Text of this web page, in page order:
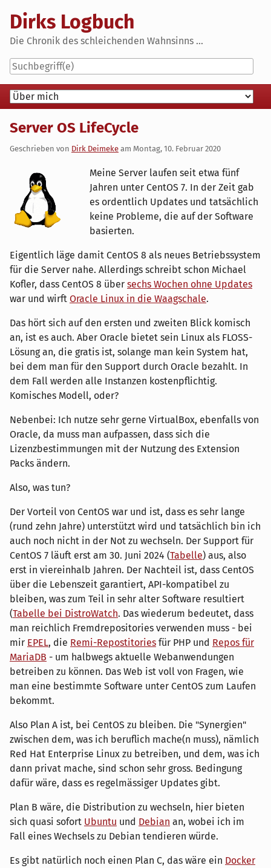
content
Dirks Logbuch
Die Chronik des schleichenden Wahnsinns ...
Navigation
Server OS LifeCycle
Geschrieben von Dirk Deimeke am Montag, 10. Februar 2020
Meine Server laufen seit etwa fünf
Jahren unter CentOS 7. In der Zeit gab
es ordentlich Updates und tatsächlich
keine Probleme, die auf der Software
basierten.
Eigentlich läge damit CentOS 8 als neues Betriebssystem
für die Server nahe. Allerdings schreibt schon Michael
Kofler, dass CentOS 8 über sechs Wochen ohne Updates
war und wirft Oracle Linux in die Waagschale.
Das hört sich auf den ersten und zweiten Blick komisch
an, ist es auch. Aber Oracle bietet sein Linux als FLOSS-
Lösung an, die gratis ist, solange man kein System hat,
bei dem man für den Support durch Oracle bezahlt. In
dem Fall werden alle Instanzen kostenpflichtig.
Komisches Modell, oder?
Nebenbei: Ich nutze sehr gerne VirtualBox, ebenfalls von
Oracle, da muss man aufpassen, dass sich die
Lizenzbestimmungen mit der Nutzung des Extension
Packs ändern.
Also, was tun?
Der Vorteil von CentOS war und ist, dass es sehr lange
(rund zehn Jahre) unterstützt wird und tatsächlich bin ich
auch noch nicht in der Not zu wechseln. Der Support für
CentOS 7 läuft erst am 30. Juni 2024 (Tabelle) aus, also
erst in viereinhalb Jahren. Der Nachteil ist, dass CentOS
über die Lebenszeit garantiert, API-kompatibel zu
bleiben, was zum Teil in sehr alter Software resultiert
(Tabelle bei DistroWatch. Das wiederum bedeutet, dass
man reichlich Fremdrepositories verwenden muss - bei
mir EPEL, die Remi-Repostitories für PHP und Repos für
MariaDB - um halbwegs aktuelle Webanwendungen
betreiben zu können. Das Web ist voll von Fragen, wie
man eine bestimmte Software unter CentOS zum Laufen
bekommt.
Also Plan A ist, bei CentOS zu bleiben. Die "Synergien"
zwischen dem, was ich beruflich mache(n muss), nämlich
Red Hat Enterprise Linux zu betreiben, und dem, was ich
dann privat mache, sind schon sehr gross. Bedingung
dafür wäre, dass es regelmässiger Updates gibt.
Plan B wäre, die Distribution zu wechseln, hier bieten
sich quasi sofort Ubuntu und Debian an, wobei ich im
Fall eines Wechsels zu Debian tendieren würde.
Es gibt natürlich noch einen Plan C, das wäre ein Docker